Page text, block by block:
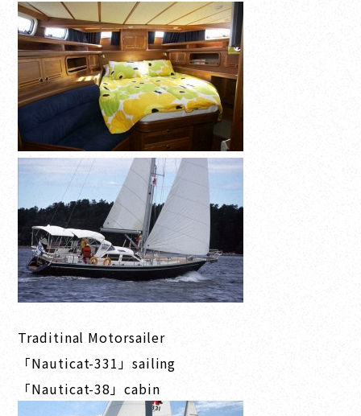
Traditinal Motorsailer
「Nauticat-331」sailing
「Nauticat-38」cabin